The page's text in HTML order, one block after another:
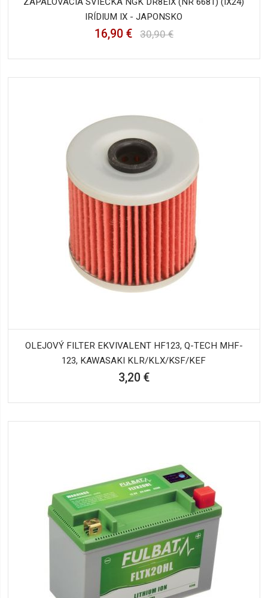
IRÍDIUM IX - JAPONSKO
16,90 € 30,90 €
OLEJOVÝ FILTER EKVIVALENT HF123, Q-TECH MHF-
123, KAWASAKI KLR/KLX/KSF/KEF
3,20 €